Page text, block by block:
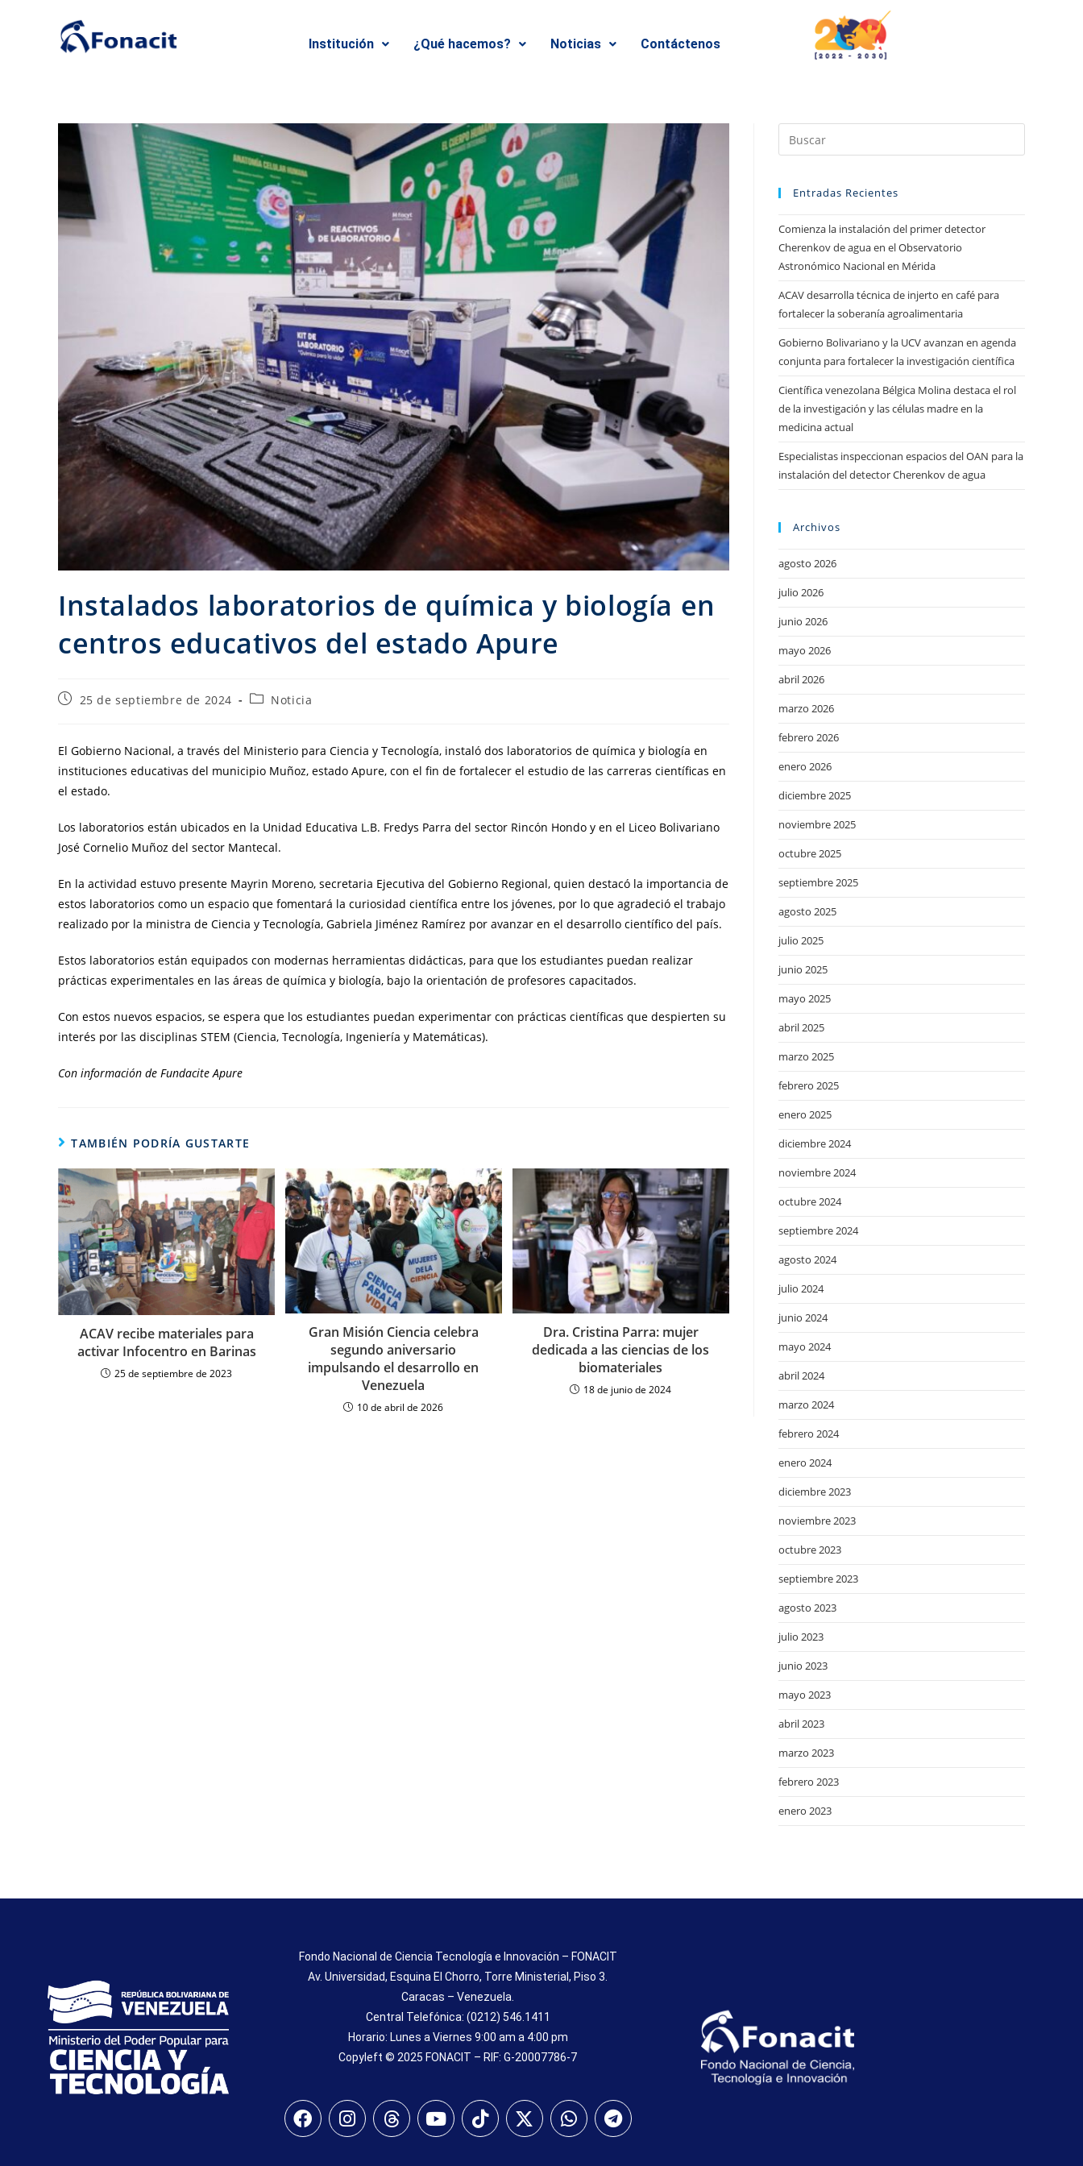
Institución ¿Qué hacemos? Noticias Contáctenos
Instalados laboratorios de química y biología en
centros educativos del estado Apure
25 de septiembre de 2024 Noticia
El Gobierno Nacional, a través del Ministerio para Ciencia y Tecnología, instaló dos laboratorios de química y biología en
instituciones educativas del municipio Muñoz, estado Apure, con el fin de fortalecer el estudio de las carreras científicas en
el estado.
Los laboratorios están ubicados en la Unidad Educativa L.B. Fredys Parra del sector Rincón Hondo y en el Liceo Bolivariano
José Cornelio Muñoz del sector Mantecal.
En la actividad estuvo presente Mayrin Moreno, secretaria Ejecutiva del Gobierno Regional, quien destacó la importancia de
estos laboratorios como un espacio que fomentará la curiosidad científica entre los jóvenes, por lo que agradeció el trabajo
realizado por la ministra de Ciencia y Tecnología, Gabriela Jiménez Ramírez por avanzar en el desarrollo científico del país.
Estos laboratorios están equipados con modernas herramientas didácticas, para que los estudiantes puedan realizar
prácticas experimentales en las áreas de química y biología, bajo la orientación de profesores capacitados.
Con estos nuevos espacios, se espera que los estudiantes puedan experimentar con prácticas científicas que despierten su
interés por las disciplinas STEM (Ciencia, Tecnología, Ingeniería y Matemáticas).
Con información de Fundacite Apure
TAMBIÉN PODRÍA GUSTARTE
ACAV recibe materiales para
activar Infocentro en Barinas
25 de septiembre de 2023
Gran Misión Ciencia celebra
segundo aniversario
impulsando el desarrollo en
Venezuela
10 de abril de 2026
Dra. Cristina Parra: mujer
dedicada a las ciencias de los
biomateriales
18 de junio de 2024
Entradas Recientes
Comienza la instalación del primer detector
Cherenkov de agua en el Observatorio
Astronómico Nacional en Mérida
ACAV desarrolla técnica de injerto en café para
fortalecer la soberanía agroalimentaria
Gobierno Bolivariano y la UCV avanzan en agenda
conjunta para fortalecer la investigación científica
Científica venezolana Bélgica Molina destaca el rol
de la investigación y las células madre en la
medicina actual
Especialistas inspeccionan espacios del OAN para la
instalación del detector Cherenkov de agua
Archivos
agosto 2026
julio 2026
junio 2026
mayo 2026
abril 2026
marzo 2026
febrero 2026
enero 2026
diciembre 2025
noviembre 2025
octubre 2025
septiembre 2025
agosto 2025
julio 2025
junio 2025
mayo 2025
abril 2025
marzo 2025
febrero 2025
enero 2025
diciembre 2024
noviembre 2024
octubre 2024
septiembre 2024
agosto 2024
julio 2024
junio 2024
mayo 2024
abril 2024
marzo 2024
febrero 2024
enero 2024
diciembre 2023
noviembre 2023
octubre 2023
septiembre 2023
agosto 2023
julio 2023
junio 2023
mayo 2023
abril 2023
marzo 2023
febrero 2023
enero 2023
Fondo Nacional de Ciencia Tecnología e Innovación – FONACIT
Av. Universidad, Esquina El Chorro, Torre Ministerial, Piso 3.
Caracas – Venezuela.
Central Telefónica: (0212) 546.1411
Horario: Lunes a Viernes 9:00 am a 4:00 pm
Copyleft © 2025 FONACIT – RIF: G-20007786-7